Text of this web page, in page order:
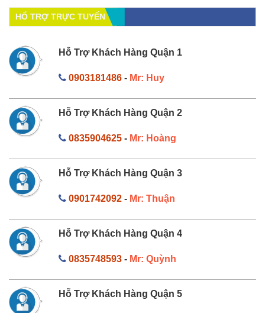
HỔ TRỢ TRỰC TUYẾN
Hỗ Trợ Khách Hàng Quận 1
0903181486- Mr: Huy
Hỗ Trợ Khách Hàng Quận 2
0835904625- Mr: Hoàng
Hỗ Trợ Khách Hàng Quận 3
0901742092- Mr: Thuận
Hỗ Trợ Khách Hàng Quận 4
0835748593- Mr: Quỳnh
Hỗ Trợ Khách Hàng Quận 5